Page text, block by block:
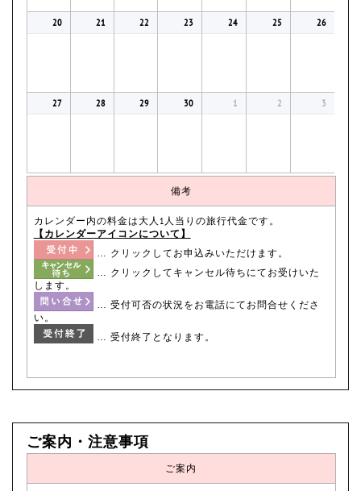
20 21 22 23 24 25 26
27 28 29 30 1 2 3
備考
カレンダー内の料金は大人1人当りの旅行代金です。
【カレンダーアイコンについて】
… クリックしてお申込みいただけます。
… クリックしてキャンセル待ちにてお受けいた
します。
… 受付可否の状況をお電話にてお問合せくださ
い。
… 受付終了となります。
ご案内・注意事項
ご案内